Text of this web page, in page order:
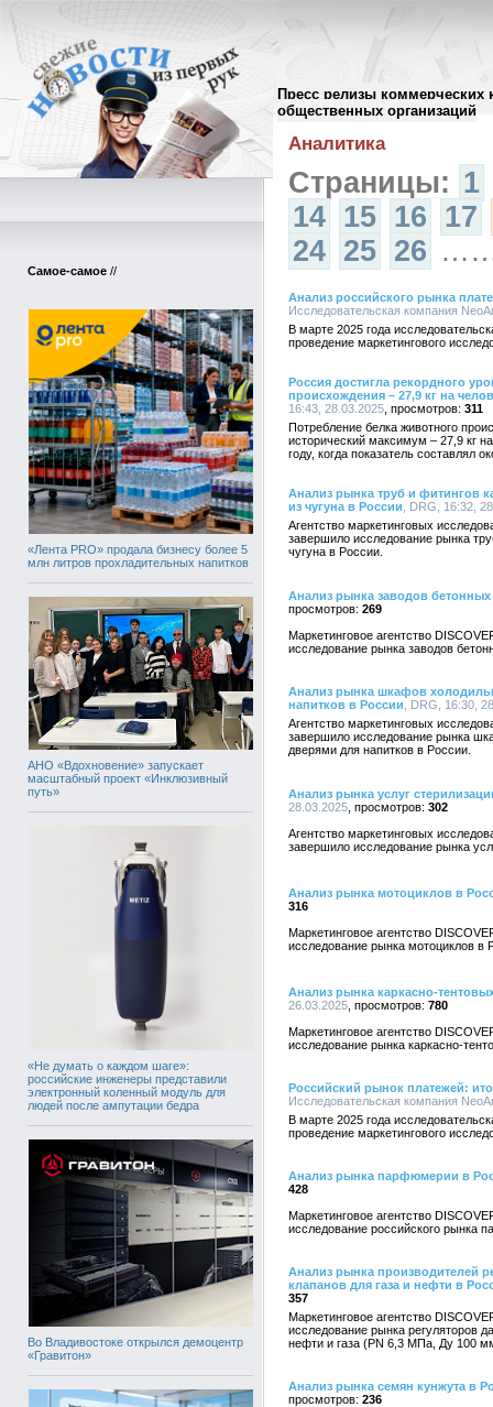
Пресс релизы коммерческих
общественных организаций
Самое-самое //
«Лента PRO» продала бизнесу более 5
млн литров прохладительных напитков
АНО «Вдохновение» запускает
масштабный проект «Инклюзивный
путь»
«Не думать о каждом шаге»:
российские инженеры представили
электронный коленный модуль для
людей после ампутации бедра
Во Владивостоке открылся демоцентр
«Гравитон»
Архив пресс-релизов//
Аналитика
Страницы: 1
14 15 16 17
24 25 26
Анализ российского рынка
Исследовательская компания
В марте 2025 года
проведение маркетингового
Россия достигла рекордного
происхождения – 27,9 кг на
16:43, 28.03.2025
311
Потребление белка животного
исторический максимум – 27,9 кг
году, когда показатель составлял
Анализ рынка труб и фитингов
из чугуна в России , DRG, 16:32,
Агентство маркетинговых
завершило исследование рынка
чугуна в России.
Анализ рынка заводов
269
Маркетинговое агентство
исследование рынка заводов
Анализ рынка шкафов
напитков в России , DRG, 16:30,
Агентство маркетинговых
завершило исследование рынка
дверями для напитков в России.
Анализ рынка услуг
28.03.2025
302
Агентство маркетинговых
завершило исследование рынка
Анализ рынка мотоциклов в
316
Маркетинговое агентство
исследование рынка мотоциклов в
Анализ рынка каркасно-
26.03.2025
780
Маркетинговое агентство
исследование рынка каркасно-
Российский рынок платежей:
Исследовательская компания
В марте 2025 года
проведение маркетингового
Анализ рынка парфюмерии в
428
Маркетинговое агентство
исследование российского рынка
Анализ рынка производителей
клапанов для газа и нефти в
357
Маркетинговое агентство
исследование рынка регуляторов
нефти и газа (PN 6,3 МПа, Ду 100
Анализ рынка семян кунжута в
236